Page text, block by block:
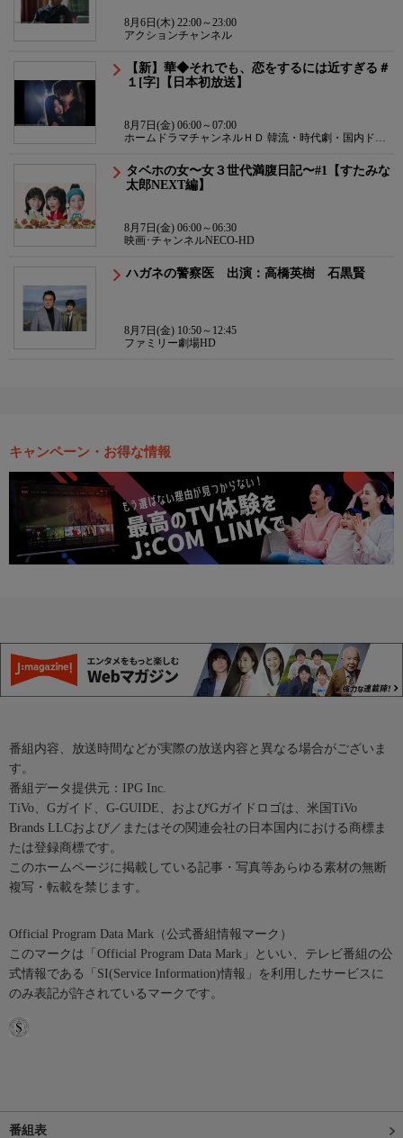
8月6日(木) 22:00～23:00
アクションチャンネル
【新】華◆それでも、恋をするには近すぎる＃
１[字]【日本初放送】
8月7日(金) 06:00～07:00
ホームドラマチャンネルＨＤ 韓流・時代劇・国内ドラ
タベホの女〜女３世代満腹日記〜#1【すたみな
太郎NEXT編】
8月7日(金) 06:00～06:30
映画･チャンネルNECO-HD
ハガネの警察医 出演：高橋英樹 石黒賢
8月7日(金) 10:50～12:45
ファミリー劇場HD
キャンペーン・お得な情報
番組内容、放送時間などが実際の放送内容と異なる場合がございま
す。
番組データ提供元：IPG Inc.
TiVo、Gガイド、G-GUIDE、およびGガイドロゴは、米国TiVo
Brands LLCおよび／またはその関連会社の日本国内における商標ま
たは登録商標です。
このホームページに掲載している記事・写真等あらゆる素材の無断
複写・転載を禁じます。
Official Program Data Mark（公式番組情報マーク）
このマークは「Official Program Data Mark」といい、テレビ番組の公
式情報である「SI(Service Information)情報」を利用したサービスに
のみ表記が許されているマークです。
番組表